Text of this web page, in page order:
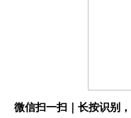
微信扫一扫｜长按识别